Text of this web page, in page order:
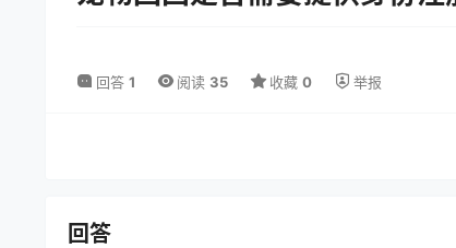
回答 1 阅读 35 收藏 0 举报
回答